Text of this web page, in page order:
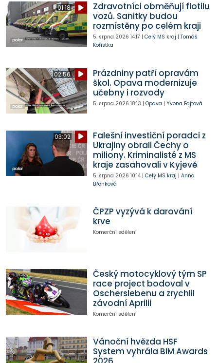
01:18
Zdravotníci obměňují flotilu
vozů. Sanitky budou
rozmístěny po celém kraji
5. srpna 2026 14:17 | Celý MS kraj | Tomáš
Kořistka
02:56
Prázdniny patří opravám
škol. Opava modernizuje
učebny i rozvody
5. srpna 2026 18:13 | Opava | Yvona Fajtová
03:02
Falešní investiční poradci z
Ukrajiny obrali Čechy o
miliony. Kriminalisté z MS
kraje zasahovali v Kyjevě
5. srpna 2026 10:14| Celý MS kraj | Anna
Břenková
ČPZP vyzývá k darování
krve
Komerční sdělení
Český motocyklový tým SP
race project bodoval v
Oscherslebenu a zrychlil
závodní Aprilii
Komerční sdělení
Vánoční hvězda HSF
System vyhrála BIM Awards